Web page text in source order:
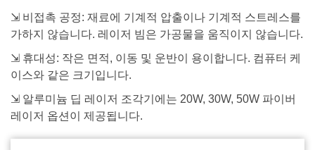
⇲ 비접촉 공정: 재료에 기계적 압출이나 기계적 스트레스를
가하지 않습니다. 레이저 빔은 가공물을 움직이지 않습니다.
⇲ 휴대성: 작은 면적, 이동 및 운반이 용이합니다. 컴퓨터 케
이스와 같은 크기입니다.
⇲ 알루미늄 딥 레이저 조각기에는 20W, 30W, 50W 파이버
레이저 옵션이 제공됩니다.